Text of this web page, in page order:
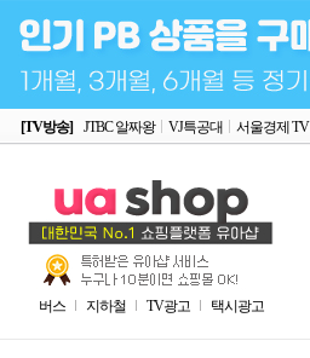
[TV방송] JTBC 알짜왕 VJ특공대 서울경제 TV
버스 지하철 TV광고 택시광고